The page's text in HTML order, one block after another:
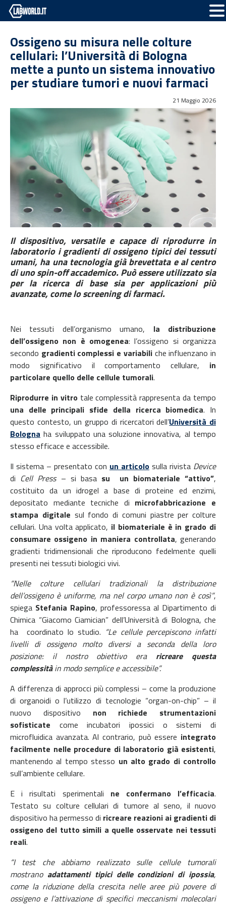
Ossigeno su misura nelle colture
cellulari: l’Università di Bologna
mette a punto un sistema innovativo
per studiare tumori e nuovi farmaci
21 Maggio 2026
Il dispositivo, versatile e capace di riprodurre in
laboratorio i gradienti di ossigeno tipici dei tessuti
umani, ha una tecnologia già brevettata e al centro
di uno spin-off accademico. Può essere utilizzato sia
per la ricerca di base sia per applicazioni più
avanzate, come lo screening di farmaci.
Nei tessuti dell’organismo umano, la distribuzione
dell’ossigeno non è omogenea: l’ossigeno si organizza
secondo gradienti complessi e variabiliche influenzano in
modo significativo il comportamento cellulare, in
particolare quello delle cellule tumorali.
Riprodurre in vitrotale complessità rappresenta da tempo
una delle principali sfide della ricerca biomedica. In
questo contesto, un gruppo di ricercatori dell’Università di
Bologna ha sviluppato una soluzione innovativa, al tempo
stesso efficace e accessibile.
Il sistema – presentato con un articolo sulla rivista Device
di Cell Press – si basa su un biomateriale “attivo”,
costituito da un idrogel a base di proteine ed enzimi,
depositato mediante tecniche di microfabbricazione e
stampa digitale sul fondo di comuni piastre per colture
cellulari. Una volta applicato, il biomateriale è in grado di
consumare ossigeno in maniera controllata, generando
gradienti tridimensionali che riproducono fedelmente quelli
presenti nei tessuti biologici vivi.
“Nelle colture cellulari tradizionali la distribuzione
dell’ossigeno è uniforme, ma nel corpo umano non è così”,
spiega Stefania Rapino, professoressa al Dipartimento di
Chimica “Giacomo Ciamician” dell’Università di Bologna, che
ha coordinato lo studio. “Le cellule percepiscono infatti
livelli di ossigeno molto diversi a seconda della loro
posizione: il nostro obiettivo era ricreare questa
complessitàin modo semplice e accessibile”.
A differenza di approcci più complessi – come la produzione
di organoidi o l’utilizzo di tecnologie “organ-on-chip” – il
nuovo dispositivo non richiede strumentazioni
sofisticate come incubatori ipossici o sistemi di
microfluidica avanzata. Al contrario, può essere integrato
facilmente nelle procedure di laboratorio già esistenti,
mantenendo al tempo stesso un alto grado di controllo
sull’ambiente cellulare.
E i risultati sperimentali ne confermano l’efficacia.
Testato su colture cellulari di tumore al seno, il nuovo
dispositivo ha permesso di ricreare reazioni ai gradienti di
ossigeno del tutto simili a quelle osservate nei tessuti
reali.
“I test che abbiamo realizzato sulle cellule tumorali
mostrano adattamenti tipici delle condizioni di ipossia,
come la riduzione della crescita nelle aree più povere di
ossigeno e l’attivazione di specifici meccanismi molecolari